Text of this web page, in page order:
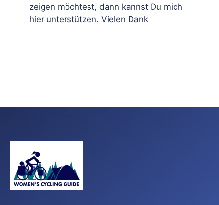
zeigen möchtest, dann kannst Du mich
hier unterstützen. Vielen Dank